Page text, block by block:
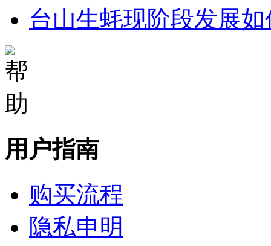
台山生蚝现阶段发展
用户指南
购买流程
隐私申明